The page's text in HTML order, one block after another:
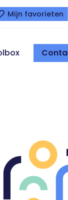
Mijn favorieten